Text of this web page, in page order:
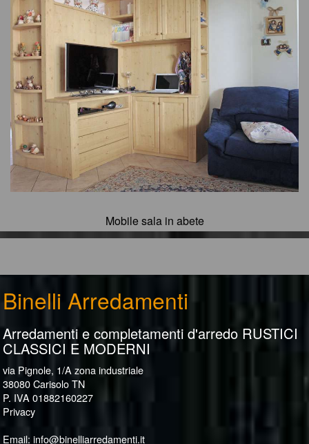
Mobile sala in abete
Binelli Arredamenti
Arredamenti e completamenti d'arredo RUSTICI
CLASSICI E MODERNI
via Pignole, 1/A zona industriale
38080 Carisolo TN
P. IVA 01882160227
Privacy
Email:info@binelliarredamenti.it